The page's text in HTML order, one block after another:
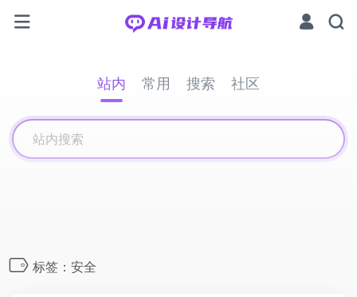
站内 常用 搜索 社区
标签：安全